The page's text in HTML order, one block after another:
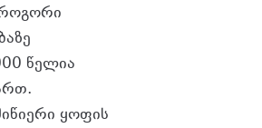
წელია
ყოფის